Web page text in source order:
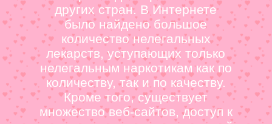
других стран. В Интернете
было найдено большое
количество нелегальных
лекарств, уступающих только
нелегальным наркотикам как по
количеству, так и по качеству.
Кроме того, существует
множество веб-сайтов, доступ к